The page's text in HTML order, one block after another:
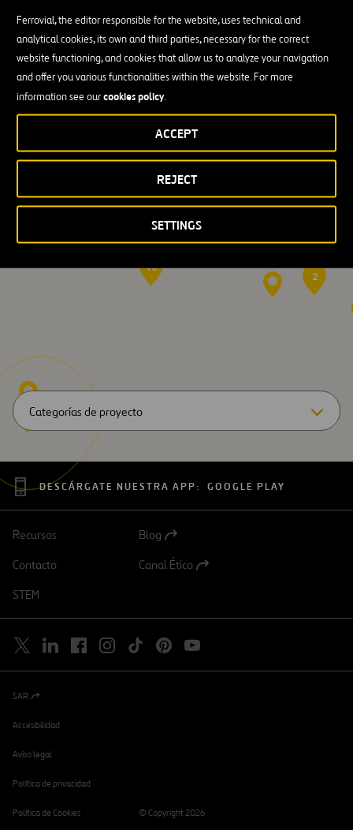
Ferrovial, the editor responsible for the website, uses technical and
analytical cookies, its own and third parties, necessary for the correct
website functioning, and cookies that allow us to analyze your navigation
and offer you various functionalities within the website. For more
information see ourcookies policy.
SETTINGS
REJECT
ACCEPT
Nuestra experiencia
Categorías de proyecto
16
10
2
DESCÁRGATE NUESTRA APP: GOOGLE PLAY
Recursos
Abrir
una
Blog
Contacto
Abrir
Canal Ético
STEM
Abrir
una
nueva
SAR
Accesibilidad
Aviso legal
Política de privacidad
Política de Cookies © Copyright 2026